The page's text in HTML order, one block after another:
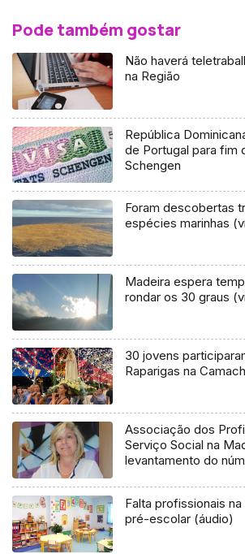
Pode também gostar
Não haverá
na Região
República
de Portugal para fim
Schengen
Foram descobertas
espécies marinhas
Madeira espera
rondar os 30 graus
30 jovens
Raparigas na
Associação dos
Serviço Social na
levantamento do
Falta profissionais
pré-escolar (áudio)